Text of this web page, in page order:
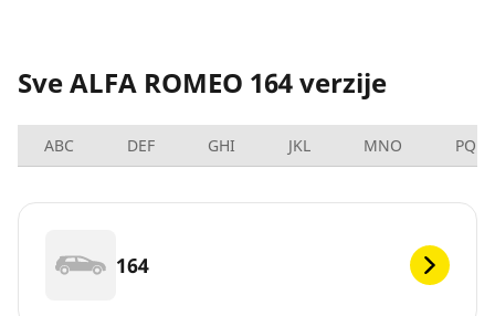
Sve ALFA ROMEO 164 verzije
ABC DEF GHI JKL MNO PQRS
164